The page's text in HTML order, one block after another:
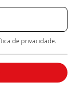
de privacidade.